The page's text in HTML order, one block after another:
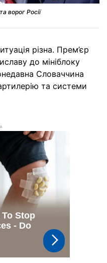
ворог Росії
різна. Прем’єр
до мініблоку
Словаччина
та системи